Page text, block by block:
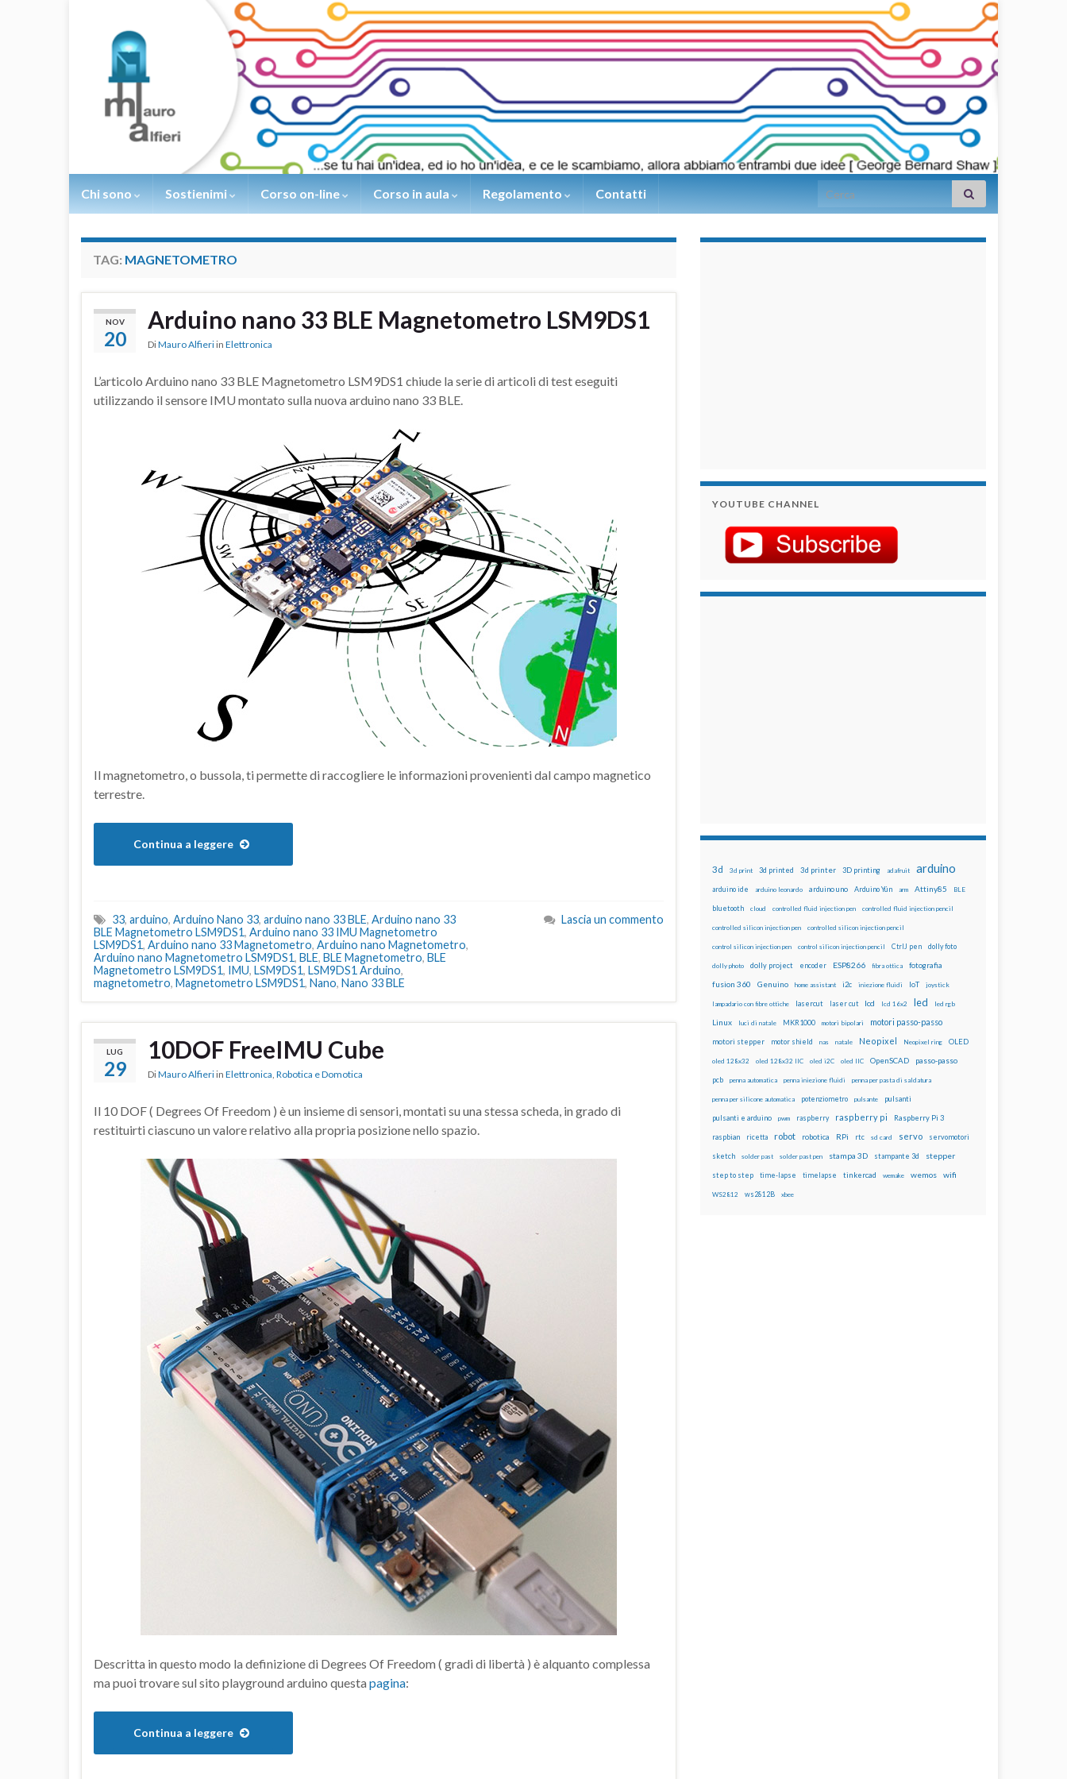
Chi sono Sostienimi Corso on-line Corso in aula Regolamento Contatti Search for:
TAG: MAGNETOMETRO
NOV
20
Arduino nano 33 BLE Magnetometro LSM9DS1
DiMauro Alfieri in Elettronica
L’articolo Arduino nano 33 BLE Magnetometro LSM9DS1 chiude la serie di articoli di test eseguiti
utilizzando il sensore IMU montato sulla nuova arduino nano 33 BLE.
Il magnetometro, o bussola, ti permette di raccogliere le informazioni provenienti dal campo magnetico
terrestre.
Continua a leggere
33, arduino, Arduino Nano 33, arduino nano 33 BLE, Arduino nano 33
BLE Magnetometro LSM9DS1, Arduino nano 33 IMU Magnetometro
LSM9DS1, Arduino nano 33 Magnetometro, Arduino nano Magnetometro,
Arduino nano Magnetometro LSM9DS1, BLE, BLE Magnetometro, BLE
Magnetometro LSM9DS1, IMU, LSM9DS1, LSM9DS1 Arduino,
magnetometro, Magnetometro LSM9DS1, Nano, Nano 33 BLE
Lascia un commento
LUG
29
10DOF FreeIMU Cube
DiMauro Alfieri in Elettronica, Robotica e Domotica
Il 10 DOF ( Degrees Of Freedom ) è un insieme di sensori, montati su una stessa scheda, in grado di
restituirti ciascuno un valore relativo alla propria posizione nello spazio.
Descritta in questo modo la definizione di Degrees Of Freedom ( gradi di libertà ) è alquanto complessa
ma puoi trovare sul sito playground arduino questa pagina:
Continua a leggere
YOUTUBE CHANNEL
3d 3d print 3d printed 3d printer 3D printing adafruit arduino
arduino ide arduino leonardo arduino uno Arduino Yún arm Attiny85 BLE
bluetooth cloud controlled fluid injection pen controlled fluid injection pencil
controlled silicon injection pen controlled silicon injection pencil
control silicon injection pen control silicon injection pencil CtrlJ pen dolly foto
dolly photo dolly project encoder ESP8266 fibra ottica fotografia
fusion 360 Genuino home assistant i2c iniezione fluidi IoT joystick
lampadario con fibre ottiche lasercut laser cut lcd lcd 16x2 led led rgb
Linux luci di natale MKR1000 motori bipolari motori passo-passo
motori stepper motor shield nas natale Neopixel Neopixel ring OLED
oled 128x32 oled 128x32 IIC oled i2C oled IIC OpenSCAD passo-passo
pcb penna automatica penna iniezione fluidi penna per pasta di saldatura
penna per silicone automatica potenziometro pulsante pulsanti
pulsanti e arduino pwm raspberry raspberry pi Raspberry Pi 3
raspbian ricetta robot robotica RPi rtc sd card servo servomotori
sketch solder past solder past pen stampa 3D stampante 3d stepper
step to step time-lapse timelapse tinkercad wemake wemos wifi
WS2812 ws2812B xbee